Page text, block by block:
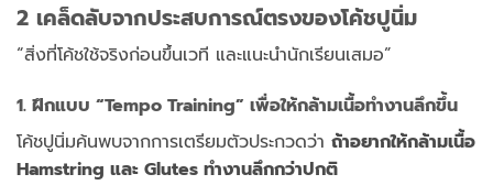
2 เคล็ดลับจากประสบการณ์ตรงของโค้ชปูนิ่ม
“สิ่งที่โค้ชใช้จริงก่อนขึ้นเวที และแนะนำนักเรียนเสมอ”
1. ฝึกแบบ “Tempo Training” เพื่อให้กล้ามเนื้อทำงานลึกขึ้น
โค้ชปูนิ่มค้นพบจากการเตรียมตัวประกวดว่า ถ้าอยากให้กล้ามเนื้อ
Hamstring และ Glutes ทำงานลึกกว่าปกติ